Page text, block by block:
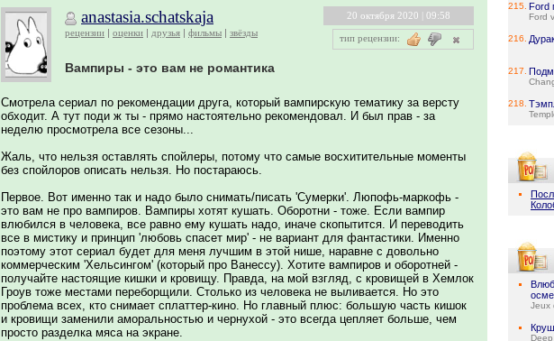
anastasia.schatskaja
рецензии оценки друзья фильмы звёзды
Вампиры - это вам не романтика
Смотрела сериал по рекомендации друга, который вампирскую тематику за версту
обходит. А тут поди ж ты - прямо настоятельно рекомендовал. И был прав - за
неделю просмотрела все сезоны...
Жаль, что нельзя оставлять спойлеры, потому что самые восхитительные моменты
без спойлоров описать нельзя. Но постараюсь.
Первое. Вот именно так и надо было снимать/писать 'Сумерки'. Люпофь-маркофь -
это вам не про вампиров. Вампиры хотят кушать. Оборотни - тоже. Если вампир
влюбился в человека, все равно ему кушать надо, иначе скопытится. И переводить
все в мистику и принцип 'любовь спасет мир' - не вариант для фантастики. Именно
поэтому этот сериал будет для меня лучшим в этой нише, наравне с довольно
коммерческим 'Хельсингом' (который про Ванессу). Хотите вампиров и оборотней -
получайте настоящие кишки и кровищу. Правда, на мой взгляд, с кровищей в Хемлок
Гроув тоже местами переборщили. Столько из человека не выливается. Но это
проблема всех, кто снимает сплаттер-кино. Но главный плюс: большую часть кишок
и кровищи заменили аморальностью и чернухой - это всегда цепляет больше, чем
просто разделка мяса на экране.
20 октября 2020 | 09:58
тип рецензии:
215. Ford
Ford
216.
217.
218.
Jeux